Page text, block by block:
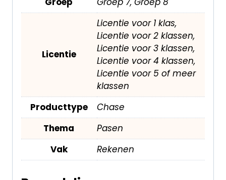
Licentie
Licentie voor 1 klas,
Licentie voor 2 klassen,
Licentie voor 3 klassen,
Licentie voor 4 klassen,
Licentie voor 5 of meer
klassen
Producttype
Chase
Thema
Pasen
Vak
Rekenen